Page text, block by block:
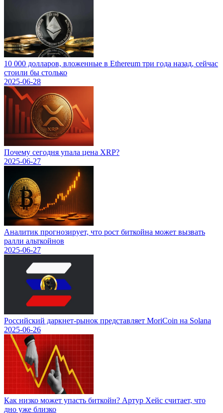
10 000 долларов, вложенные в Ethereum три года назад, сейчас
стоили бы столько
2025-06-28
Почему сегодня упала цена XRP?
2025-06-27
Аналитик прогнозирует, что рост биткойна может вызвать
ралли альткойнов
2025-06-27
Российский даркнет-рынок представляет MoriCoin на Solana
2025-06-26
Как низко может упасть биткойн? Артур Хейс считает, что
дно уже близко